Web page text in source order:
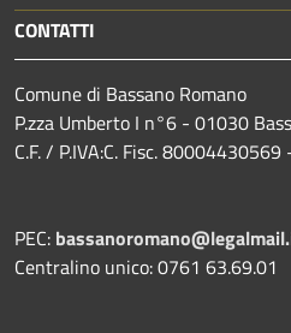
CONTATTI
Comune di Bassano Romano
P.zza Umberto I n°6 - 01030
C.F. / P.IVA:C. Fisc.
PEC:
Centralino unico: 0761 63.69.01